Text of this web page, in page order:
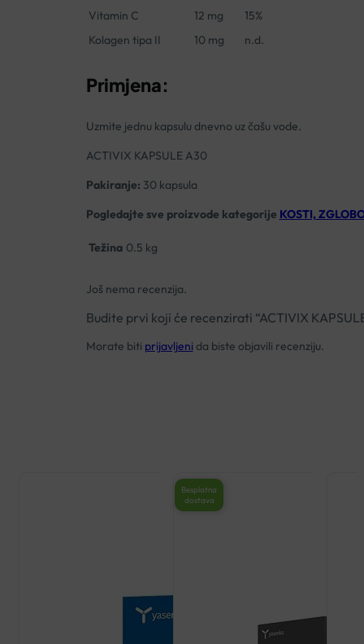
Vitamin C
12 mg
15%
Kolagen tipa II
10 mg n.d.
Primjena:
Uzmite jednu kapsulu dnevno uz čašu vode.
ACTIVIX KAPSULE A30
Pakiranje: 30 kapsula
Pogledajte sve proizvode kategorije KOSTI,
Težina 0.5 kg
Još nema recenzija.
Budite prvi koji će recenzirati “ACTIVIX
Morate biti prijavljeni da biste objavili recenziju.
Besplatna
dostava